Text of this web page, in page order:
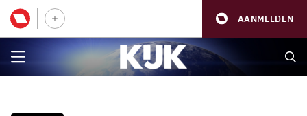
AANMELDEN